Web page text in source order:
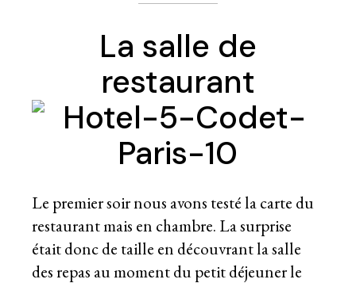
La salle de
restaurant
Le premier soir nous avons testé la carte du
restaurant mais en chambre. La surprise
était donc de taille en découvrant la salle
des repas au moment du petit déjeuner le